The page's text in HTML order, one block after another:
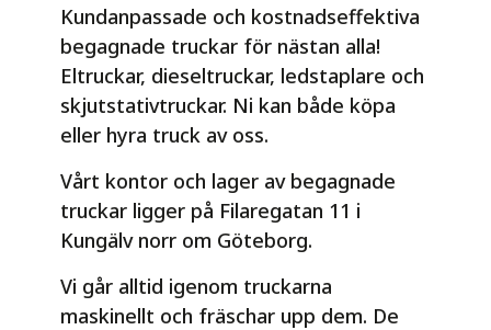
Kundanpassade och kostnadseffektiva
begagnade truckar för nästan alla!
Eltruckar, dieseltruckar, ledstaplare och
skjutstativtruckar. Ni kan både köpa
eller hyra truck av oss.
Vårt kontor och lager av begagnade
truckar ligger på Filaregatan 11 i
Kungälv norr om Göteborg.
Vi går alltid igenom truckarna
maskinellt och fräschar upp dem. De